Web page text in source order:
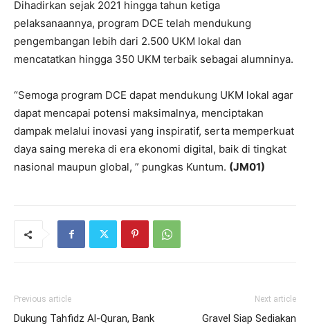
Dihadirkan sejak 2021 hingga tahun ketiga
pelaksanaannya, program DCE telah mendukung
pengembangan lebih dari 2.500 UKM lokal dan
mencatatkan hingga 350 UKM terbaik sebagai alumninya.
“Semoga program DCE dapat mendukung UKM lokal agar
dapat mencapai potensi maksimalnya, menciptakan
dampak melalui inovasi yang inspiratif, serta memperkuat
daya saing mereka di era ekonomi digital, baik di tingkat
nasional maupun global, ” pungkas Kuntum. (JM01)
Previous article
Dukung Tahfidz Al-Quran, Bank
Next article
Gravel Siap Sediakan